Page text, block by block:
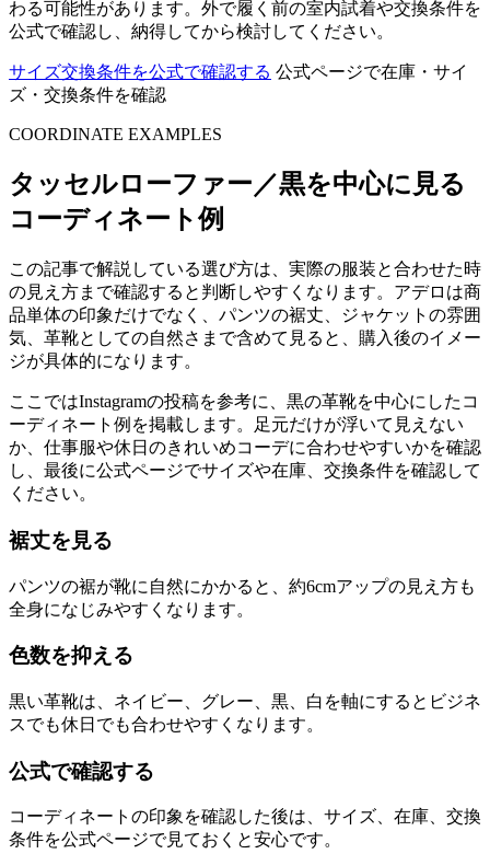
わる可能性があります。外で履く前の室内試着や交換条件を
公式で確認し、納得してから検討してください。
サイズ交換条件を公式で確認する 公式ページで在庫・サイ
ズ・交換条件を確認
COORDINATE EXAMPLES
タッセルローファー／黒を中心に見る
コーディネート例
この記事で解説している選び方は、実際の服装と合わせた時
の見え方まで確認すると判断しやすくなります。アデロは商
品単体の印象だけでなく、パンツの裾丈、ジャケットの雰囲
気、革靴としての自然さまで含めて見ると、購入後のイメー
ジが具体的になります。
ここではInstagramの投稿を参考に、黒の革靴を中心にしたコ
ーディネート例を掲載します。足元だけが浮いて見えない
か、仕事服や休日のきれいめコーデに合わせやすいかを確認
し、最後に公式ページでサイズや在庫、交換条件を確認して
ください。
裾丈を見る
パンツの裾が靴に自然にかかると、約6cmアップの見え方も
全身になじみやすくなります。
色数を抑える
黒い革靴は、ネイビー、グレー、黒、白を軸にするとビジネ
スでも休日でも合わせやすくなります。
公式で確認する
コーディネートの印象を確認した後は、サイズ、在庫、交換
条件を公式ページで見ておくと安心です。